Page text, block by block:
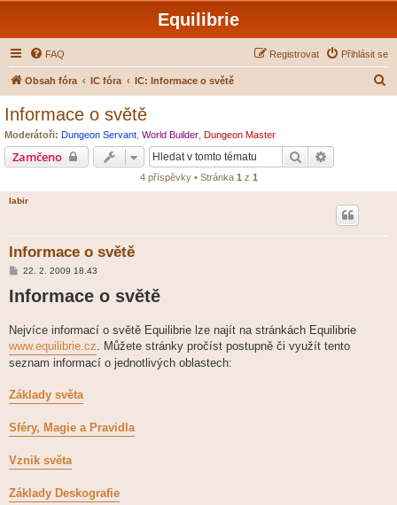
Equilibrie
FAQ Přihlásit se
Registrovat
Obsah fóra IC fóra IC: Informace o světě
Informace o světě
Moderátoři: Dungeon Servant World Builder Dungeon Master
Zamčeno Hledat
4 příspěvky • Stránka 1 z 1
labir
Informace o světě
P
í
s
v
e
k
22. 2. 2009 18.43
Informace o světě
Nejvíce informací o světě Equilibrie lze najít na stránkách Equilibrie
www.equilibrie.cz . Můžete stránky pročíst postupně či využít tento
seznam informací o jednotlivých oblastech:
Základy světa
Sféry, Magie a Pravidla
Vznik světa
Základy Deskografie